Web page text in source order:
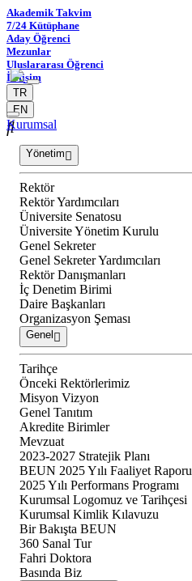
Akademik Takvim
7/24 Kütüphane
Aday Öğrenci
Mezunlar
Uluslararası Öğrenci
İletişim
TR
EN
Kurumsal
Yönetim
Rektör
Rektör Yardımcıları
Üniversite Senatosu
Üniversite Yönetim Kurulu
Genel Sekreter
Genel Sekreter Yardımcıları
Rektör Danışmanları
İç Denetim Birimi
Daire Başkanları
Organizasyon Şeması
Genel
Tarihçe
Önceki Rektörlerimiz
Misyon Vizyon
Genel Tanıtım
Akredite Birimler
Mevzuat
2023-2027 Stratejik Planı
BEUN 2025 Yılı Faaliyet Raporu
2025 Yılı Performans Programı
Kurumsal Logomuz ve Tarihçesi
Kurumsal Kimlik Kılavuzu
Bir Bakışta BEUN
360 Sanal Tur
Fahri Doktora
Basında Biz